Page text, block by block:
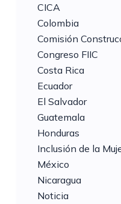
CICA
Colombia
Comisión
Congreso FIIC
Costa Rica
Ecuador
El Salvador
Guatemala
Honduras
Inclusión de la
México
Nicaragua
Noticia